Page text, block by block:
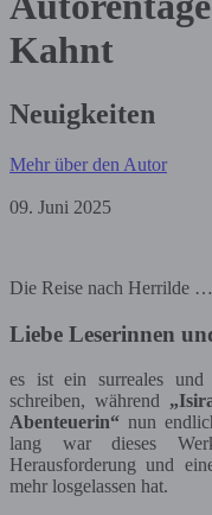
Kahnt
Neuigkeiten
Mehr über den Autor
09. Juni 2025
Die Reise nach Herrilde
Liebe Leserinnen
es ist ein surreales
schreiben, während
Abenteuerin“ nun
lang war dieses
Herausforderung und
mehr losgelassen hat.